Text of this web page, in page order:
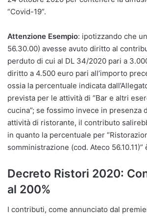
“Covid-19”.
Attenzione Esempio: ipotizzando che
56.30.00) avesse avuto diritto al
perduto di cui al DL 34/2020 pari a
diritto a 4.500 euro pari all’importo
ossia la percentuale indicata
prevista per le attività di “Bar e altri
cucina”; se fossimo invece in presenza
attività di ristorante, il contributo
in quanto la percentuale per
somministrazione (cod. Ateco 56.10.11)”
Decreto Ristori 2020:
al 200%
I contributi, come annunciato dal